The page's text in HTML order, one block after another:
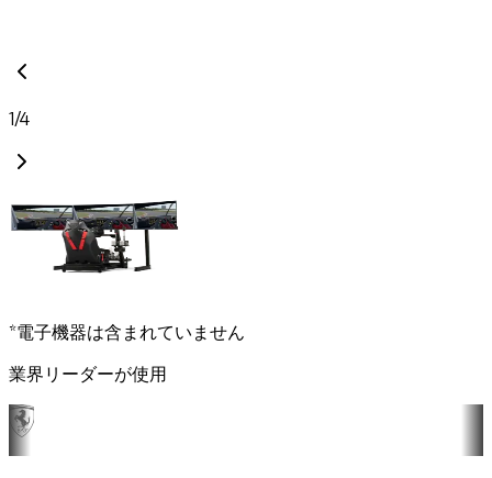
1/4
*電子機器は含まれていません
業界リーダーが使用